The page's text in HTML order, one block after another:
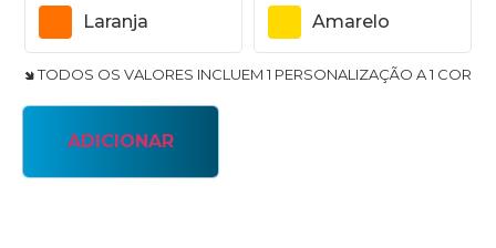
Laranja Amarelo
🢆 TODOS OS VALORES INCLUEM 1 PERSONALIZAÇÃO A 1 COR
ADICIONAR